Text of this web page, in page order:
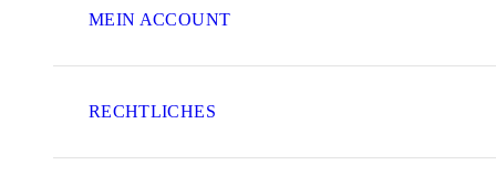
MEIN ACCOUNT
RECHTLICHES